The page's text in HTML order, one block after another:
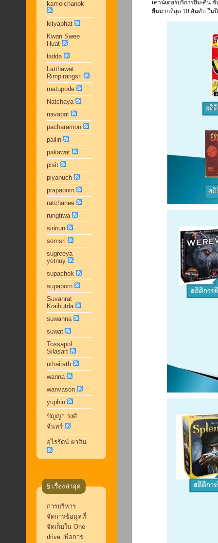
kamolchanok
kityaphat
Kwan Swee
Huat
ladda
Latthawat
Rimpirangsri
matupode
Natchaya
navapat
pacharamon
pailin
pakawat
pisit
piyanuch
prapaporn
ratchanee
rungtiwa
sirinun
somsri
sugreeya
yotnuy
supachok
supaporn
Suvanrat
Kraibutda
suwanna
suwat
Tossapol
Silasart
uthairath
wanna
wanvason
yuphin
ปัญญา วงศ์
จันทร์
อุไรรัตน์ ผาสิน
§ เรื่องล่าสุด
การบริหาร
จัดการข้อมูลที่
จัดเก็บใน One
drive เพื่อการ
เคาน์เตอร์บริการยืม-คืน
ยืมมากที่สุด 10 อันดับ ใน